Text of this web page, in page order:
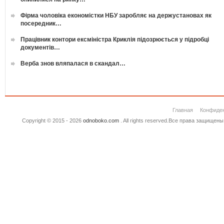
Фірма чоловіка економістки НБУ заробляє на держустановах як
посередник…
Працівник контори ексміністра Криклія підозрюється у підробці
документів…
Верба знов вляпалася в скандал…
Главная
Copyright © 2015 - 2026 odnoboko.com. All rights reserved.Все права защищены.